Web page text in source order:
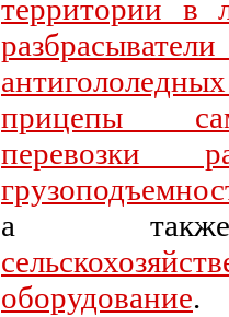
территории в
прицепы
перевозки
а также
оборудование.